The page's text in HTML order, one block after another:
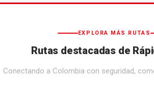
EXPLORA MÁS RUTAS
Rutas destacadas de
Conectando a Colombia con seguridad,